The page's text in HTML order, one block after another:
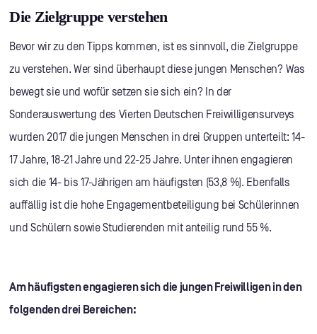
Die Zielgruppe verstehen
Bevor wir zu den Tipps kommen, ist es sinnvoll, die Zielgruppe
zu verstehen. Wer sind überhaupt diese jungen Menschen? Was
bewegt sie und wofür setzen sie sich ein? In der
Sonderauswertung des Vierten Deutschen Freiwilligensurveys
wurden 2017 die jungen Menschen in drei Gruppen unterteilt: 14-
17 Jahre, 18-21 Jahre und 22-25 Jahre. Unter ihnen engagieren
sich die 14- bis 17-Jährigen am häufigsten (53,8 %). Ebenfalls
auffällig ist die hohe Engagementbeteiligung bei Schülerinnen
und Schülern sowie Studierenden mit anteilig rund 55 %.
Am häufigsten engagieren sich die jungen Freiwilligen in den
folgenden drei Bereichen: